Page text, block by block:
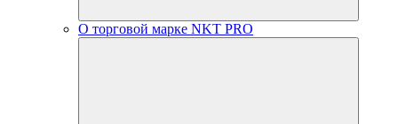
О торговой марке NKT PRO